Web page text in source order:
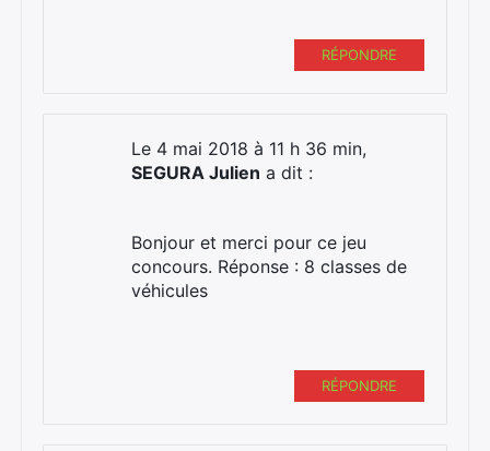
RÉPONDRE
Le 4 mai 2018 à 11 h 36 min,
SEGURA Julien a dit :
Bonjour et merci pour ce jeu
concours. Réponse : 8 classes de
véhicules
RÉPONDRE